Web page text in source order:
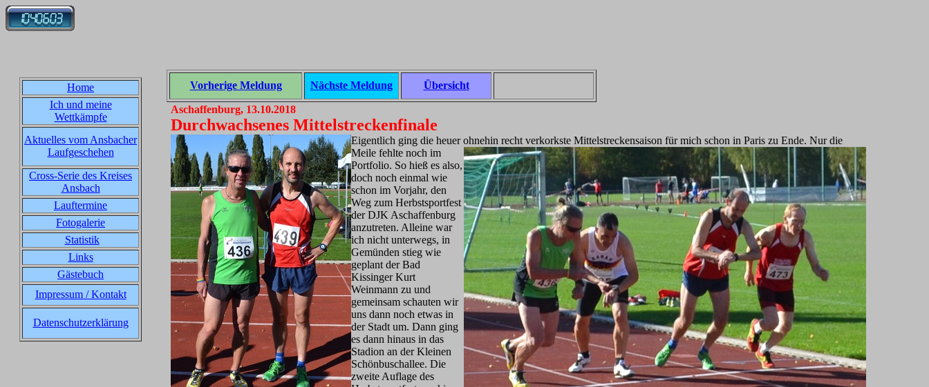
Home
Ich und meine
Wettkämpfe
Aktuelles vom Ansbacher
Laufgeschehen
Cross-Serie des Kreises
Ansbach
Lauftermine
Fotogalerie
Statistik
Links
Gästebuch
Impressum / Kontakt
Datenschutzerklärung
Vorherige Meldung Nächste Meldung Übersicht
Aschaffenburg, 13.10.2018
Durchwachsenes Mittelstreckenfinale
Eigentlich ging die heuer ohnehin recht verkorkste Mittelstreckensaison für mich schon in Paris zu Ende. Nur die
Meile fehlte noch im
Portfolio. So hieß es also,
doch noch einmal wie
schon im Vorjahr, den
Weg zum Herbstsportfest
der DJK Aschaffenburg
anzutreten. Alleine war
ich nicht unterwegs, in
Gemünden stieg wie
geplant der Bad
Kissinger Kurt
Weinmann zu und
gemeinsam schauten wir
uns dann noch etwas in
der Stadt um. Dann ging
es dann hinaus in das
Stadion an der Kleinen
Schönbuschallee. Die
zweite Auflage des